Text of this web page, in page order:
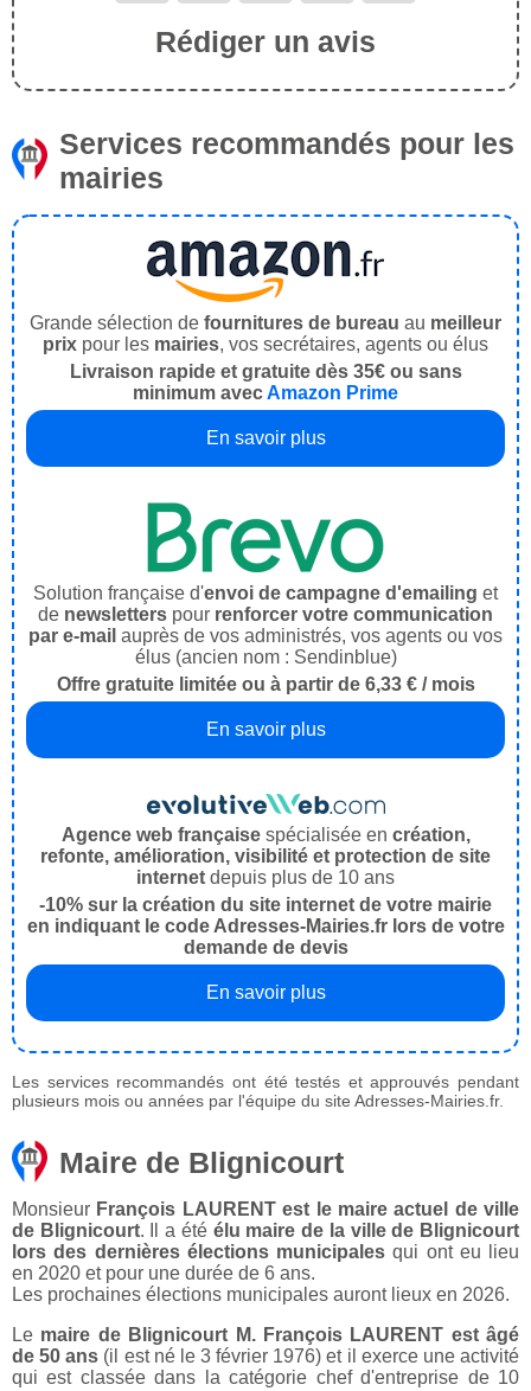
Rédiger un avis
Services recommandés pour les
mairies
Grande sélection de fournitures de bureau au meilleur
prix pour les mairies, vos secrétaires, agents ou élus
Livraison rapide et gratuite dès 35€ ou sans
minimum avecAmazon Prime
En savoir plus
Solution française d'envoi de campagne d'emailing et
de newsletters pour renforcer votre communication
par e-mail auprès de vos administrés, vos agents ou vos
élus (ancien nom : Sendinblue)
Offre gratuite limitée ou à partir de 6,33 € / mois
En savoir plus
Agence web françaisespécialisée en création,
refonte, amélioration, visibilité et protection de site
internet depuis plus de 10 ans
-10% sur la création du site internet de votre mairie
en indiquant le code Adresses-Mairies.fr lors de votre
demande de devis
En savoir plus
Les services recommandés ont été testés et approuvés pendant
plusieurs mois ou années par l'équipe du site Adresses-Mairies.fr.
Maire de Blignicourt
Monsieur François LAURENT est le maire actuel de ville
de Blignicourt. Il a été élu maire de la ville de Blignicourt
lors des dernières élections municipales qui ont eu lieu
en 2020 et pour une durée de 6 ans.
Les prochaines élections municipales auront lieux en 2026.
Le maire de Blignicourt M. François LAURENT est âgé
de 50 ans (il est né le 3 février 1976) et il exerce une activité
qui est classée dans la catégorie chef d'entreprise de 10